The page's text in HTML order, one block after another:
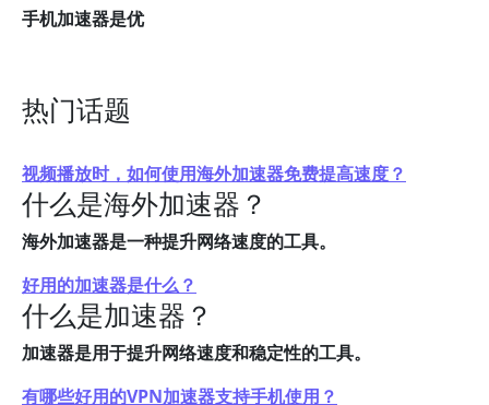
手机加速器是优
热门话题
视频播放时，如何使用海外加速器免费提高速度？
什么是海外加速器？
海外加速器是一种提升网络速度的工具。
好用的加速器是什么？
什么是加速器？
加速器是用于提升网络速度和稳定性的工具。
有哪些好用的VPN加速器支持手机使用？